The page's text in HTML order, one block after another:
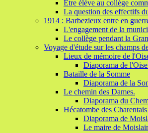
Etre élève au collège
La question des effectifs
1914 : Barbezieux entre en
L'engagement de la
Le collège pendant la
Voyage d'étude sur les champs
Lieux de mémoire de
Diaporama de
Bataille de la Somme
Diaporama de la
Le chemin des Dames.
Diaporama du
Hécatombe des
Diaporama de
Le maire de